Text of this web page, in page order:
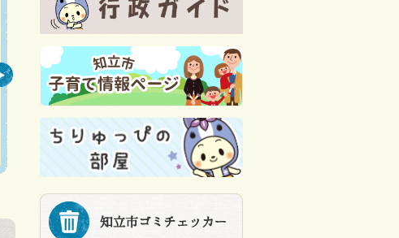
枚
目
ス
イ
ド